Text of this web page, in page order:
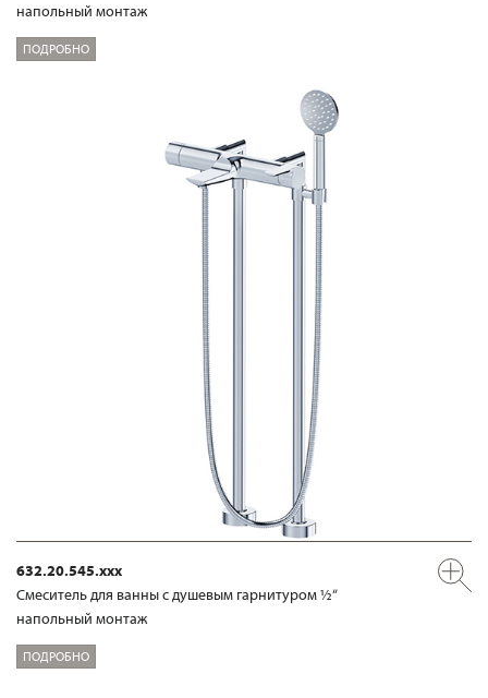
напольный монтаж
ПОДРОБНО
632.20.545.xxx
Смеситель для ванны с душевым гарнитуром ½“
напольный монтаж
ПОДРОБНО